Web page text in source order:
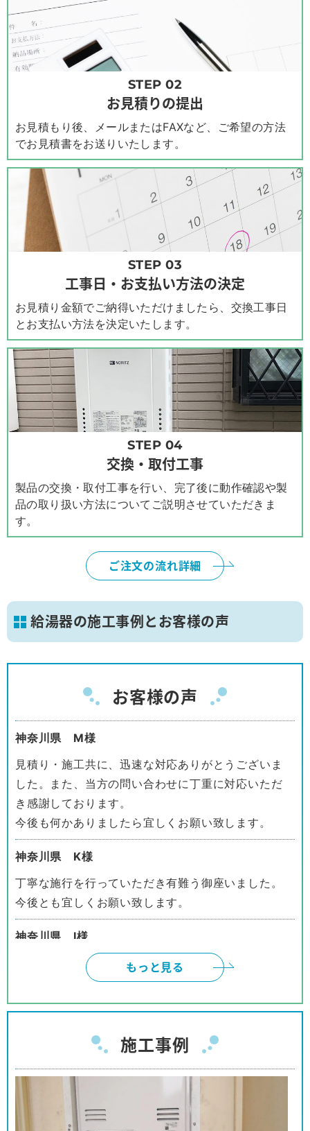
STEP 02
お見積りの提出
お見積もり後、メールまたはFAXなど、ご希望の方法
でお見積書をお送りいたします。
STEP 03
工事日・お支払い方法の決定
お見積り金額でご納得いただけましたら、交換工事日
とお支払い方法を決定いたします。
STEP 04
交換・取付工事
製品の交換・取付工事を行い、完了後に動作確認や製
品の取り扱い方法についてご説明させていただきま
す。
ご注文の流れ詳細
給湯器の施工事例とお客様の声
お客様の声
神奈川県 M様
見積り・施工共に、迅速な対応ありがとうございま
した。また、当方の問い合わせに丁重に対応いただ
き感謝しております。
今後も何かありましたら宜しくお願い致します。
神奈川県 K様
丁寧な施行を行っていただき有難う御座いました。
今後とも宜しくお願い致します。
神奈川県 I様
インターネットは、頼みにくいと、思っておりまし
たが、御社のように対応して頂けると、有り難いで
す。本当に有り難うございました。
神奈川県 W様
注文、施工まで安心してお取り引きが出来ました。
商品購入の予定の友人、親戚等に紹介をしても良い
と思っております。
もっと見る
施工事例